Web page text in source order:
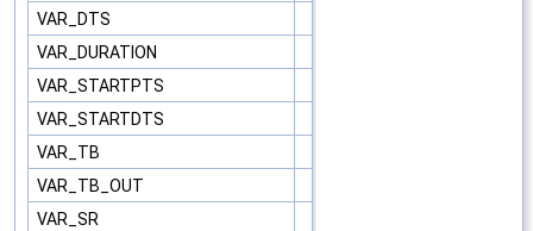
VAR_DTS
VAR_DURATION
VAR_STARTPTS
VAR_STARTDTS
VAR_TB
VAR_TB_OUT
VAR_SR